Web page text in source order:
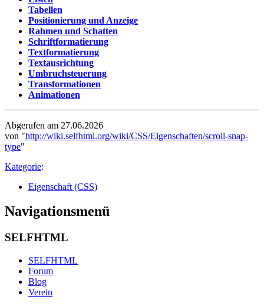
Tabellen
Positionierung und Anzeige
Rahmen und Schatten
Schriftformatierung
Textformatierung
Textausrichtung
Umbruchsteuerung
Transformationen
Animationen
Abgerufen am 27.06.2026
von "http://wiki.selfhtml.org/wiki/CSS/Eigenschaften/scroll-snap-
type"
Kategorie:
Eigenschaft (CSS)
Navigationsmenü
SELFHTML
SELFHTML
Forum
Blog
Verein